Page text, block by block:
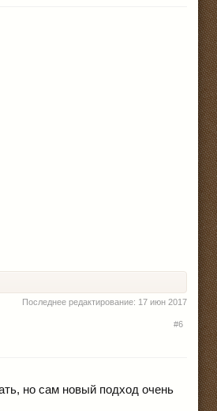
Последнее редактирование: 17 июн 2017
#6
но сам новый подход очень